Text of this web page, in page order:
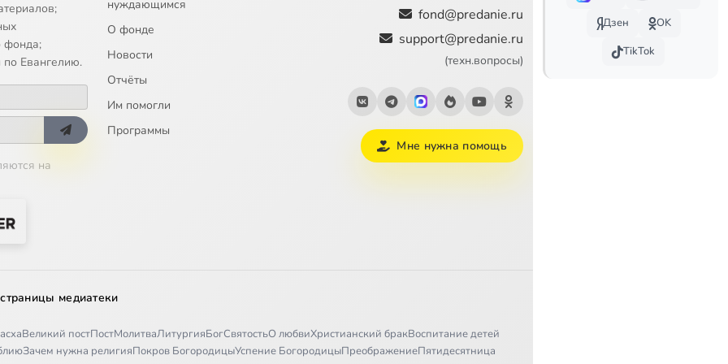
Съезды старообрядцев, приемлющих епископство. За границей протоколов
Светское и сакральное в ключевых понятиях петербургской России_ покой
Черный. Католическое богословие священства
Серебряков. Галилей и Паскаль о естественном богопознании
Каледа. Антропологические взгляды прот. Евгения Аквилонова
Волшебники, богохульники, еретики в сетях российского сыска XVIII века
Философская археология Дж. Агамбена
Философия и философы в проповедях свт. Димитрия Ростовского
фонда;
Евангелию.
на
нуждающимся
О фонде
Новости
Отчёты
Им помогли
Программы
fond@predanie.ru
support@predanie.ru
(техн.вопросы)
Мне нужна помощь
медиатеки
Великий постПостМолитваЛитургияБогСвятостьО любвиХристианский бракВоспитание детей
Зачем нужна религияПокров БогородицыУспение БогородицыПреображениеПятидесятница
Дзен
OK
TikTok